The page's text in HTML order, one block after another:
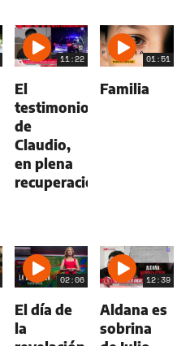
11:22
El
testimonio
de
Claudio,
en plena
recuperación.
01:51
Familia
02:06
El día de
la
12:39
Aldana es
sobrina